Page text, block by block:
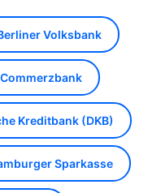
Volksbank
Commerzbank
Kreditbank (DKB)
Sparkasse